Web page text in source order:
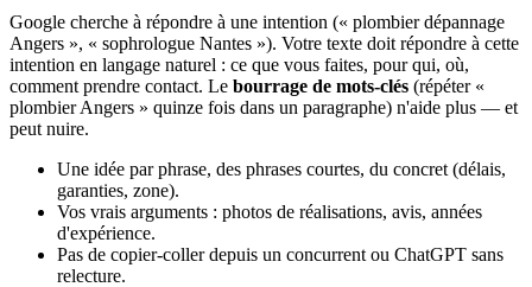
Google cherche à répondre à une intention (« plombier dépannage
Angers », « sophrologue Nantes »). Votre texte doit répondre à cette
intention en langage naturel : ce que vous faites, pour qui, où,
comment prendre contact. Le bourrage de mots-clés (répéter «
plombier Angers » quinze fois dans un paragraphe) n'aide plus — et
peut nuire.
Une idée par phrase, des phrases courtes, du concret (délais,
garanties, zone).
Vos vrais arguments : photos de réalisations, avis, années
d'expérience.
Pas de copier-coller depuis un concurrent ou ChatGPT sans
relecture.